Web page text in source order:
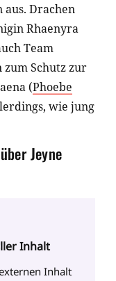
aus. Drachen
Rhaenyra
Team
zum Schutz zur
(Phoebe
wie jung
Jeyne
Inhalt
Inhalt